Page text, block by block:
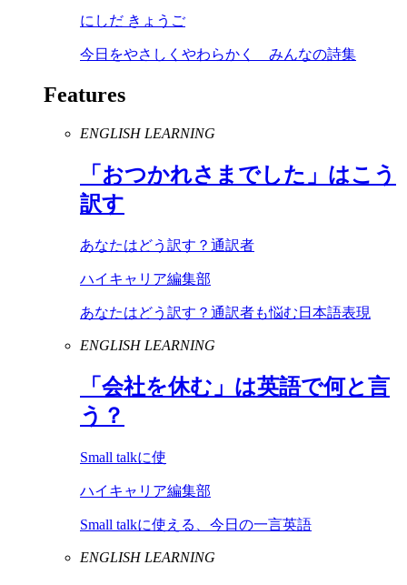
にしだ きょうご
今日をやさしくやわらかく みんなの詩集
Features
ENGLISH LEARNING
「おつかれさまでした」はこう
訳す
あなたはどう訳す？通訳者
ハイキャリア編集部
あなたはどう訳す？通訳者も悩む日本語表現
ENGLISH LEARNING
「会社を休む」は英語で何と言
う？
Small talkに使
ハイキャリア編集部
Small talkに使える、今日の一言英語
ENGLISH LEARNING